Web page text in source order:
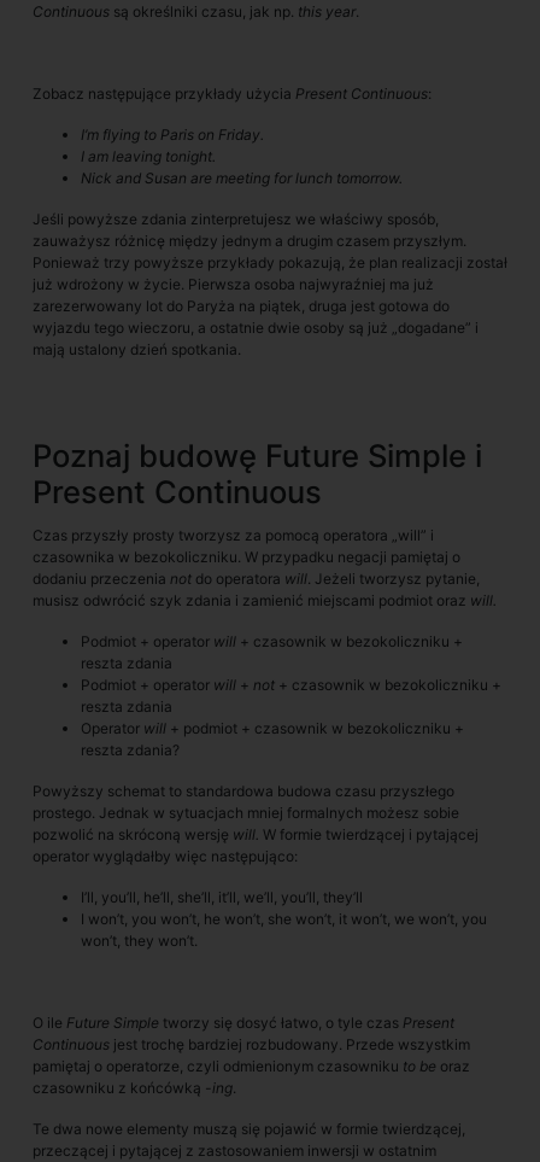
Continuous są określniki czasu, jak np. this year.
Zobacz następujące przykłady użycia Present Continuous:
I’m flying to Paris on Friday.
I am leaving tonight.
Nick and Susan are meeting for lunch tomorrow.
Jeśli powyższe zdania zinterpretujesz we właściwy sposób,
zauważysz różnicę między jednym a drugim czasem przyszłym.
Ponieważ trzy powyższe przykłady pokazują, że plan realizacji został
już wdrożony w życie. Pierwsza osoba najwyraźniej ma już
zarezerwowany lot do Paryża na piątek, druga jest gotowa do
wyjazdu tego wieczoru, a ostatnie dwie osoby są już „dogadane” i
mają ustalony dzień spotkania.
Poznaj budowę Future Simple i
Present Continuous
Czas przyszły prosty tworzysz za pomocą operatora „will” i
czasownika w bezokoliczniku. W przypadku negacji pamiętaj o
dodaniu przeczenia not do operatora will. Jeżeli tworzysz pytanie,
musisz odwrócić szyk zdania i zamienić miejscami podmiot oraz will.
Podmiot + operator will + czasownik w bezokoliczniku +
reszta zdania
Podmiot + operator will + not + czasownik w bezokoliczniku +
reszta zdania
Operator will + podmiot + czasownik w bezokoliczniku +
reszta zdania?
Powyższy schemat to standardowa budowa czasu przyszłego
prostego. Jednak w sytuacjach mniej formalnych możesz sobie
pozwolić na skróconą wersję will. W formie twierdzącej i pytającej
operator wyglądałby więc następująco:
I’ll, you’ll, he’ll, she’ll, it’ll, we’ll, you’ll, they’ll
I won’t, you won’t, he won’t, she won’t, it won’t, we won’t, you
won’t, they won’t.
O ile Future Simple tworzy się dosyć łatwo, o tyle czas Present
Continuous jest trochę bardziej rozbudowany. Przede wszystkim
pamiętaj o operatorze, czyli odmienionym czasowniku to be oraz
czasowniku z końcówką -ing.
Te dwa nowe elementy muszą się pojawić w formie twierdzącej,
przeczącej i pytającej z zastosowaniem inwersji w ostatnim